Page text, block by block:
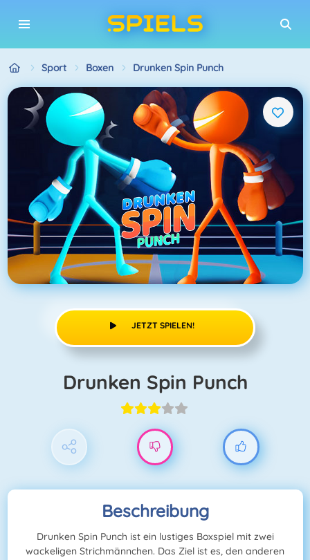
Sport Boxen Drunken Spin Punch
JETZT SPIELEN!
Drunken Spin Punch
Beschreibung
Drunken Spin Punch ist ein lustiges Boxspiel mit zwei
wackeligen Strichmännchen. Das Ziel ist es, den anderen